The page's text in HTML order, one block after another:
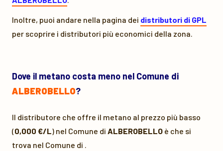
Inoltre, puoi andare nella pagina dei distributori di GPL
per scoprire i distributori più economici della zona.
Dove il metano costa meno nel Comune di
ALBEROBELLO?
Il distributore che offre il metano al prezzo più basso
(0,000 €/L) nel Comune di ALBEROBELLO è che si
trova nel Comune di .